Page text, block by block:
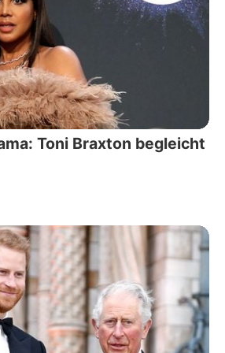
Toni Braxton begleicht